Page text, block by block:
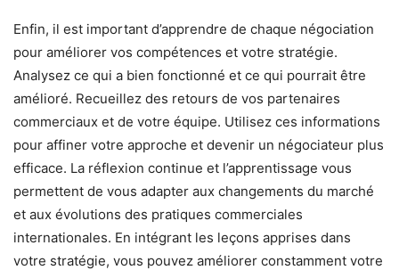
Enfin, il est important d’apprendre de chaque négociation
pour améliorer vos compétences et votre stratégie.
Analysez ce qui a bien fonctionné et ce qui pourrait être
amélioré. Recueillez des retours de vos partenaires
commerciaux et de votre équipe. Utilisez ces informations
pour affiner votre approche et devenir un négociateur plus
efficace. La réflexion continue et l’apprentissage vous
permettent de vous adapter aux changements du marché
et aux évolutions des pratiques commerciales
internationales. En intégrant les leçons apprises dans
votre stratégie, vous pouvez améliorer constamment votre